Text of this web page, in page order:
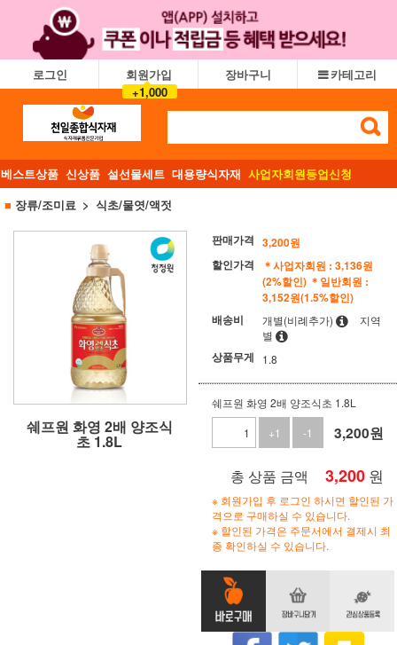
로그인
회원가입
+1,000
장바구니 카테고리
베스트상품 신상품 설선물세트 대용량식자재 사업자회원등업신청
■ 장류/조미료 식초/물엿/액젓
쉐프원 화영 2배 양조식
초 1.8L
판매가격 3,200원
할인가격
＊사업자회원 : 3,136원
(2%할인) ＊일반회원 :
3,152원(1.5%할인)
배송비
개별(비례추가)
지역
별
상품무게 1.8
쉐프원 화영 2배 양조식초 1.8L
+1
-1 3,200원
총 상품 금액 3,200 원
※ 회원가입 후 로그인 하시면 할인된 가
격으로 구매하실 수 있습니다.
※ 할인된 가격은 주문서에서 결제시 최
종 확인하실 수 있습니다.